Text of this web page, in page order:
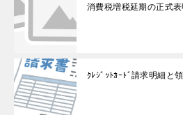
消費税増税延期の正式表
ｸﾚｼﾞｯﾄｶｰﾄﾞ請求明細と